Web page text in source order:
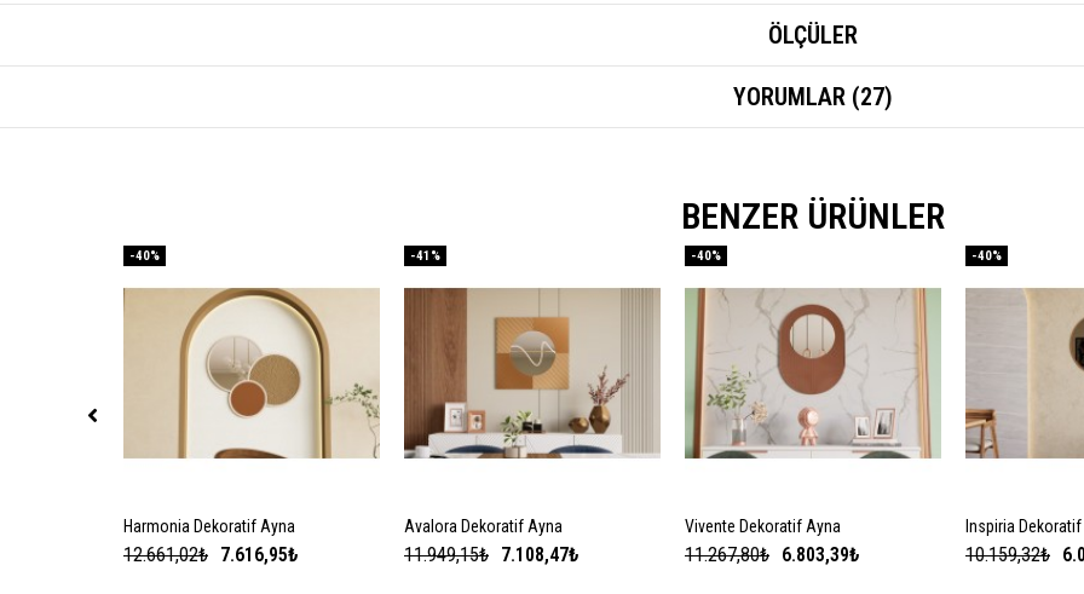
ÖLÇÜLER
YORUMLAR (27)
BENZER ÜRÜNLER
-40%
SEPETE EKLE
Harmonia Dekoratif Ayna
12.661,02₺ 7.616,95₺
-41%
SEPETE EKLE
Avalora Dekoratif Ayna
11.949,15₺ 7.108,47₺
-40%
SEPETE EKLE
Vivente Dekoratif Ayna
11.267,80₺ 6.803,39₺
-40%
Inspiria Dekoratif
10.159,32₺